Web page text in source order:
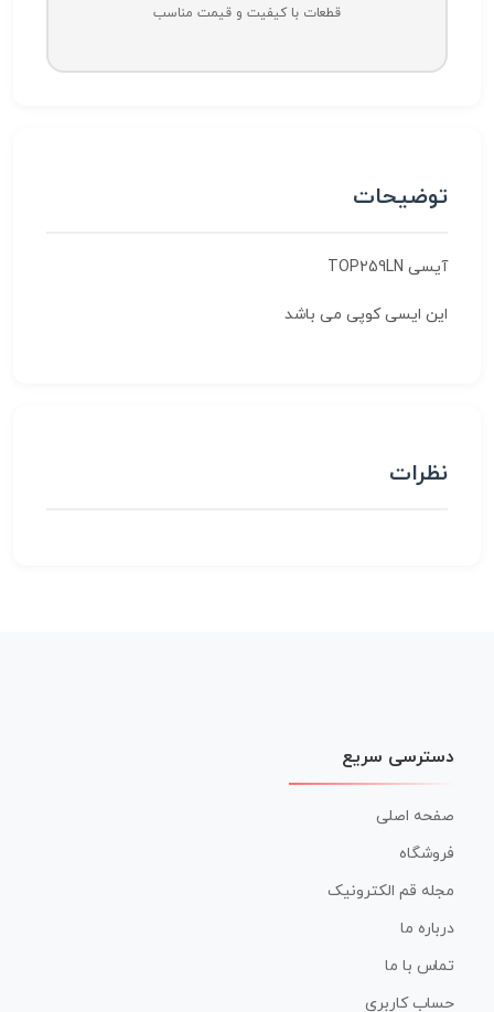
قطعات با کیفیت و قیمت مناسب
توضیحات
آیسی TOP259LN
این ایسی کوپی می باشد
نظرات
دسترسی سریع
صفحه اصلی
فروشگاه
مجله قم الکترونیک
درباره ما
تماس با ما
حساب کاربری